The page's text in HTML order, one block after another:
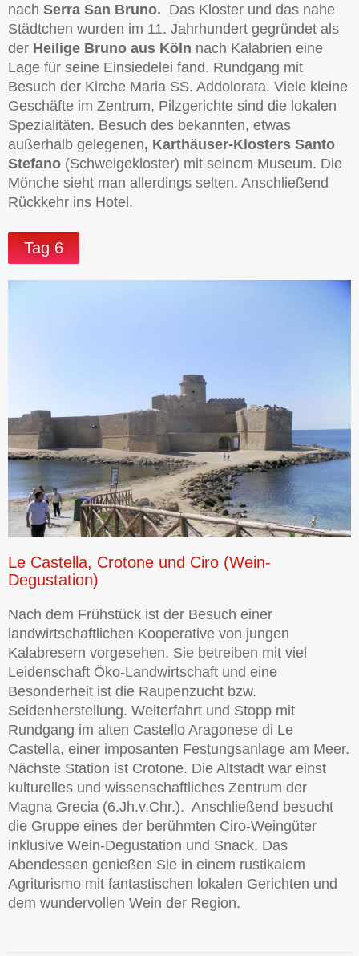
nach Serra San Bruno. Das Kloster und das nahe
Städtchen wurden im 11. Jahrhundert gegründet als
der Heilige Bruno aus Köln nach Kalabrien eine
Lage für seine Einsiedelei fand. Rundgang mit
Besuch der Kirche Maria SS. Addolorata. Viele kleine
Geschäfte im Zentrum, Pilzgerichte sind die lokalen
Spezialitäten. Besuch des bekannten, etwas
außerhalb gelegenen, Karthäuser-Klosters Santo
Stefano (Schweigekloster) mit seinem Museum. Die
Mönche sieht man allerdings selten. Anschließend
Rückkehr ins Hotel.
Tag 6
Le Castella, Crotone und Ciro (Wein-
Degustation)
Nach dem Frühstück ist der Besuch einer
landwirtschaftlichen Kooperative von jungen
Kalabresern vorgesehen. Sie betreiben mit viel
Leidenschaft Öko-Landwirtschaft und eine
Besonderheit ist die Raupenzucht bzw.
Seidenherstellung. Weiterfahrt und Stopp mit
Rundgang im alten Castello Aragonese di Le
Castella, einer imposanten Festungsanlage am Meer.
Nächste Station ist Crotone. Die Altstadt war einst
kulturelles und wissenschaftliches Zentrum der
Magna Grecia (6.Jh.v.Chr.). Anschließend besucht
die Gruppe eines der berühmten Ciro-Weingüter
inklusive Wein-Degustation und Snack. Das
Abendessen genießen Sie in einem rustikalem
Agriturismo mit fantastischen lokalen Gerichten und
dem wundervollen Wein der Region.